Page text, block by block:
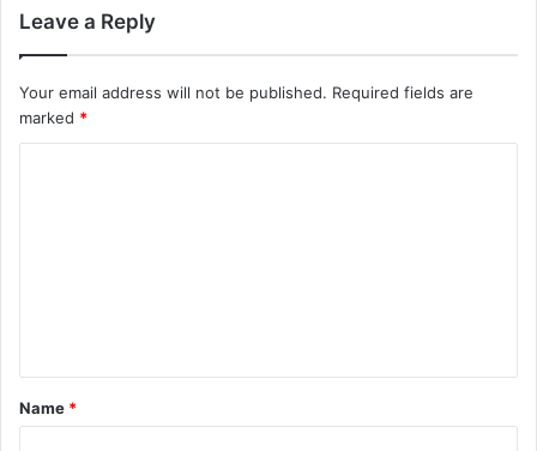
Leave a Reply
Your email address will not be published. Required fields are
marked *
Name *